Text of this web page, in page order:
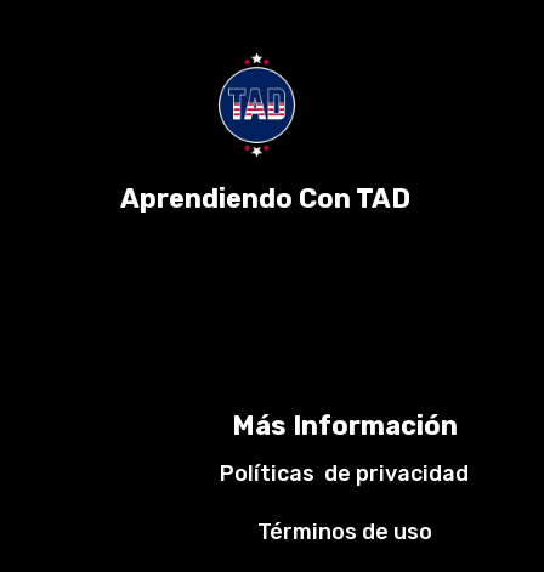
Aprendiendo Con TAD
Más Información
Políticas de privacidad
Términos de uso